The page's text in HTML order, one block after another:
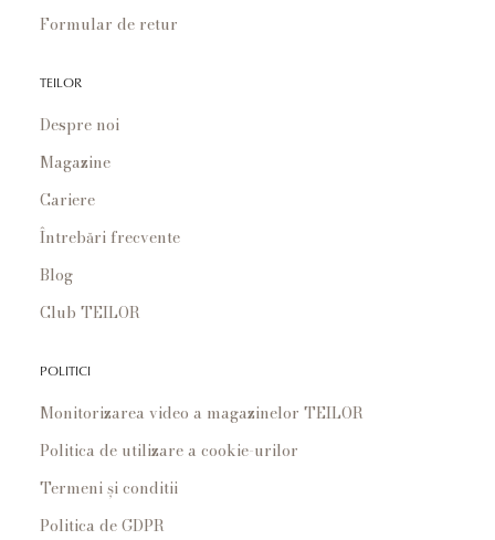
Formular de retur
TEILOR
Despre noi
Magazine
Cariere
Întrebări frecvente
Blog
Club TEILOR
POLITICI
Monitorizarea video a magazinelor TEILOR
Politica de utilizare a cookie-urilor
Termeni și conditii
Politica de GDPR